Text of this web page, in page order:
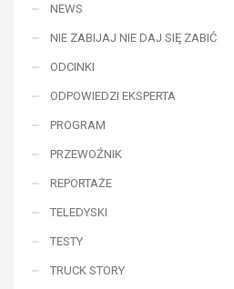
NEWS
NIE ZABIJAJ NIE DAJ SIĘ ZABIĆ
ODCINKI
ODPOWIEDZI EKSPERTA
PROGRAM
PRZEWOŹNIK
REPORTAŻE
TELEDYSKI
TESTY
TRUCK STORY